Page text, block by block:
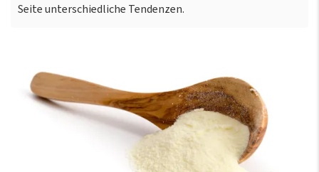
Seite unterschiedliche Tendenzen.